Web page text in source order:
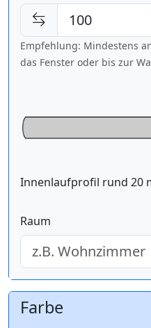
Empfehlung: Mindestens
das Fenster oder bis zur
Innenlaufprofil rund 20
Raum
Farbe